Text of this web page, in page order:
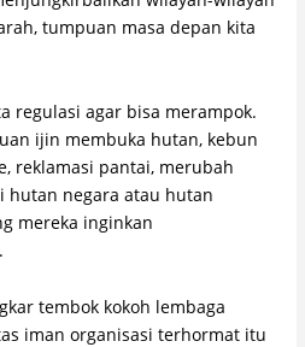
tumpuan masa depan kita
regulasi agar bisa merampok.
ijin membuka hutan, kebun
reklamasi pantai, merubah
hutan negara atau hutan
mereka inginkan
tembok kokoh lembaga
iman organisasi terhormat itu